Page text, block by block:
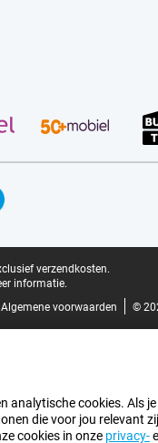
verzendkosten.
informatie.
Algemene voorwaarden ©
cookies. Als je
die voor jou relevant
cookies in onze privacy-